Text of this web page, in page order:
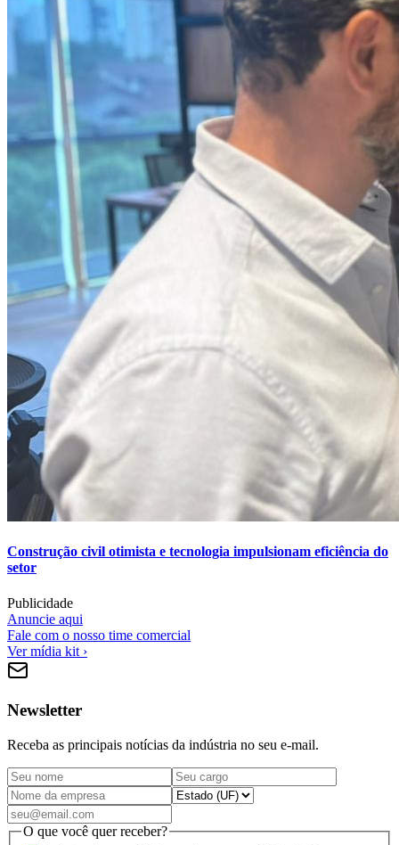
Construção civil otimista e tecnologia impulsionam eficiência do
setor
Publicidade
Anuncie aqui
Fale com o nosso time comercial
Ver mídia kit ›
Newsletter
Receba as principais notícias da indústria no seu e-mail.
O que você quer receber?